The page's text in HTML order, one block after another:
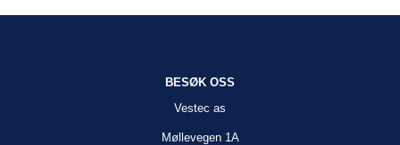
BESØK OSS
Vestec as
Møllevegen 1A